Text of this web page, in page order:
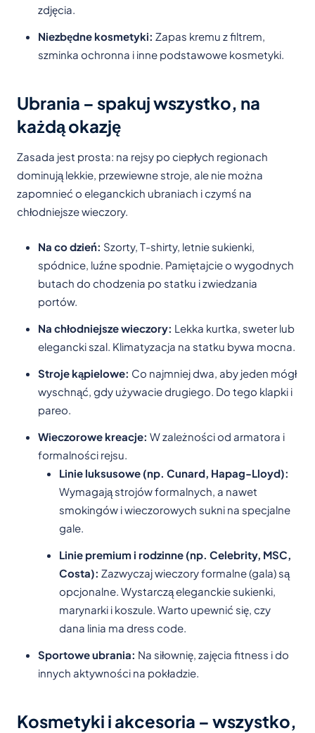
zdjęcia.
Niezbędne kosmetyki: Zapas kremu z filtrem,
szminka ochronna i inne podstawowe kosmetyki.
Ubrania – spakuj wszystko, na
każdą okazję
Zasada jest prosta: na rejsy po ciepłych regionach
dominują lekkie, przewiewne stroje, ale nie można
zapomnieć o eleganckich ubraniach i czymś na
chłodniejsze wieczory.
Na co dzień: Szorty, T-shirty, letnie sukienki,
spódnice, luźne spodnie. Pamiętajcie o wygodnych
butach do chodzenia po statku i zwiedzania
portów.
Na chłodniejsze wieczory: Lekka kurtka, sweter lub
elegancki szal. Klimatyzacja na statku bywa mocna.
Stroje kąpielowe: Co najmniej dwa, aby jeden mógł
wyschnąć, gdy używacie drugiego. Do tego klapki i
pareo.
Wieczorowe kreacje: W zależności od armatora i
formalności rejsu.
Linie luksusowe (np. Cunard, Hapag-Lloyd):
Wymagają strojów formalnych, a nawet
smokingów i wieczorowych sukni na specjalne
gale.
Linie premium i rodzinne (np. Celebrity, MSC,
Costa): Zazwyczaj wieczory formalne (gala) są
opcjonalne. Wystarczą eleganckie sukienki,
marynarki i koszule. Warto upewnić się, czy
dana linia ma dress code.
Sportowe ubrania: Na siłownię, zajęcia fitness i do
innych aktywności na pokładzie.
Kosmetyki i akcesoria – wszystko,